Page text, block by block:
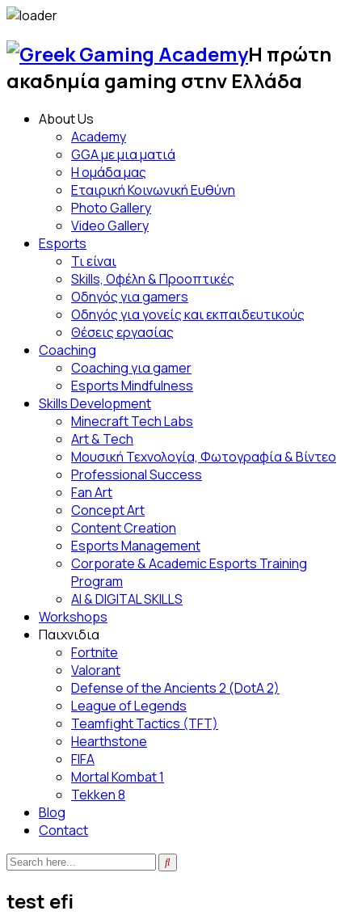
Skip
content
Η πρώτη
ακαδημία gaming στην Ελλάδα
About Us
Academy
GGA με μια ματιά
Η ομάδα μας
Εταιρική Κοινωνική Ευθύνη
Photo Gallery
Video Gallery
Esports
Τι είναι
Skills, Οφέλη & Προοπτικές
Οδηγός για gamers
Οδηγός για γονείς και εκπαιδευτικούς
Θέσεις εργασίας
Coaching
Coaching για gamer
Esports Mindfulness
Skills Development
Minecraft Tech Labs
Art & Tech
Μουσική Τεχνολογία, Φωτογραφία & Βίντεο
Professional Success
Fan Αrt
Concept Art
Content Creation
Esports Management
Corporate & Academic Esports Training
Program
AI & DIGITAL SKILLS
Workshops
Παιχνιδια
Fortnite
Valorant
Defense of the Ancients 2 (DotA 2)
League of Legends
Teamfight Tactics (TFT)
Hearthstone
FIFA
Mortal Kombat 1
Tekken 8
Blog
Contact
test efi